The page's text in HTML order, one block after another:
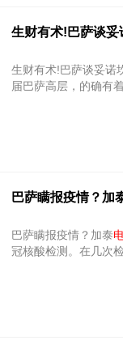
生财有术!巴萨谈
生财有术!巴萨谈妥诺坎普冠名 30年
届巴萨高层，的确有
巴萨瞒报疫情？加
巴萨瞒报疫情？加泰
冠核酸检测。在几次